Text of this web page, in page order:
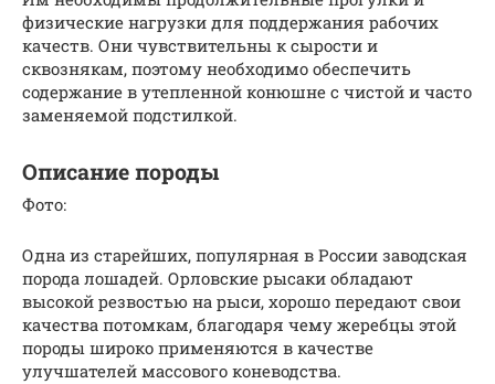
физические нагрузки для поддержания рабочих
качеств. Они чувствительны к сырости и
сквознякам, поэтому необходимо обеспечить
содержание в утепленной конюшне с чистой и часто
заменяемой подстилкой.
Описание породы
Фото:
Одна из старейших, популярная в России заводская
порода лошадей. Орловские рысаки обладают
высокой резвостью на рыси, хорошо передают свои
качества потомкам, благодаря чему жеребцы этой
породы широко применяются в качестве
улучшателей массового коневодства.